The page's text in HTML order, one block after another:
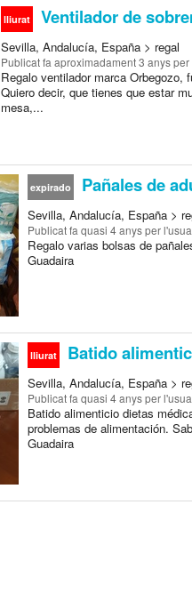
lliurat Ventilador de
Sevilla, Andalucía, España > regal
Publicatfa aproximadament 3 anysper
Regalo ventilador marca Orbegozo,
Quiero decir, que tienes que estar
mesa,...
expirado Pañales de
Sevilla, Andalucía, España >
Publicatfa quasi 4 anysper
Regalo varias bolsas de
Guadaira
lliurat Batido
Sevilla, Andalucía, España >
Publicatfa quasi 4 anysper
Batido alimenticio dietas
problemas de alimentación.
Guadaira